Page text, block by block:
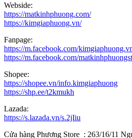
Webside:
https://matkinhphuong.com/
https://kimgiaphuong.vn/
Fanpage:
https://m.facebook.com/
https://m.facebook.com/
Shopee:
https://shopee.vn/info.kimgiaphuong
https://shp.ee/t2kmukh
Lazada:
https://s.lazada.vn/s.2jIiu
Cửa hàng Phương Store : 263/16/11